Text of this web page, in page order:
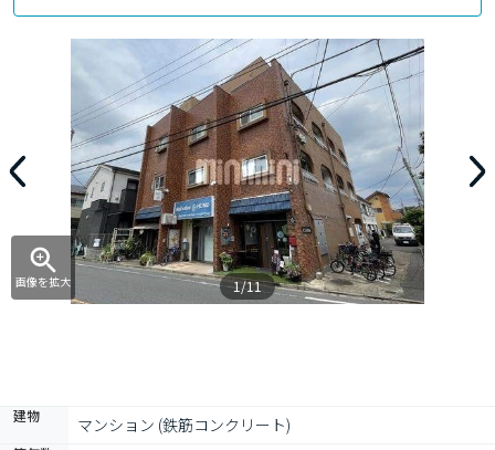
画像を拡大 1/11
建物 マンション (鉄筋コンクリート)